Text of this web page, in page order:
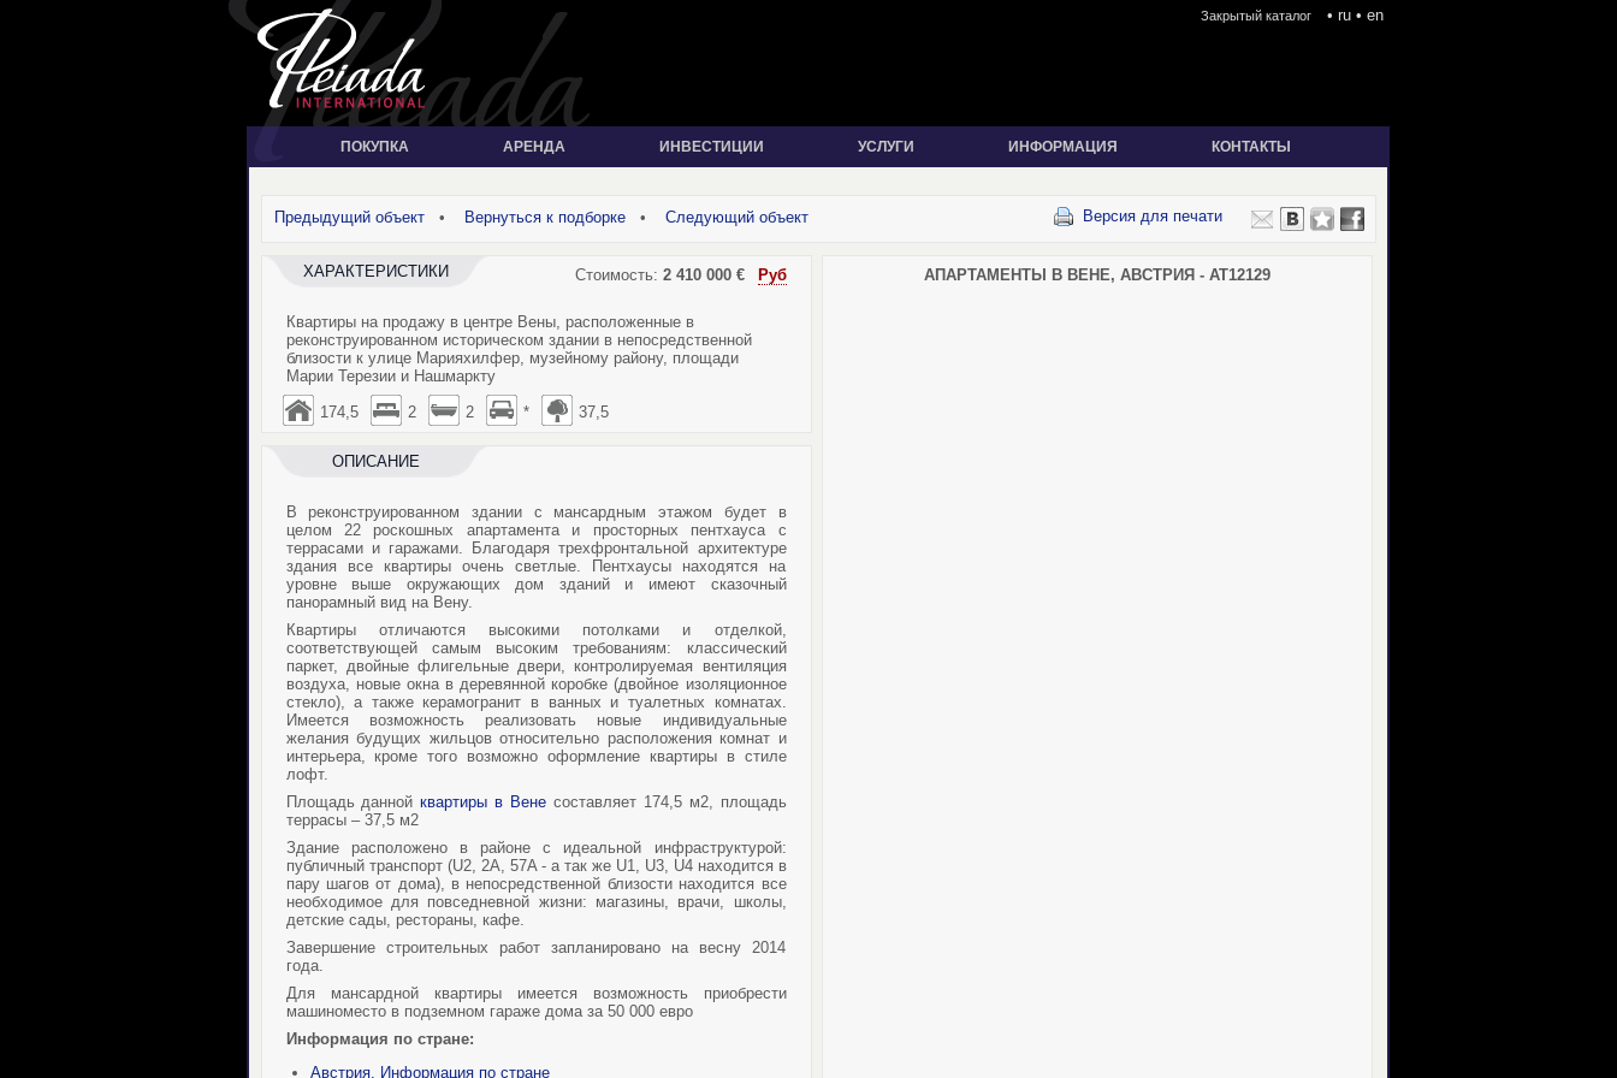
Закрытый каталог • ru• en
ПОКУПКА АРЕНДА ИНВЕСТИЦИИ УСЛУГИ ИНФОРМАЦИЯ КОНТАКТЫ
Предыдущий объект• Вернуться к подборке• Следующий объект Версия для печати
Стоимость: 2 410 000 € Руб
ХАРАКТЕРИСТИКИ
Квартиры на продажу в центре Вены, расположенные в
реконструированном историческом здании в непосредственной
близости к улице Марияхилфер, музейному району, площади
Марии Терезии и Нашмаркту
174,5
2 2 * 37,5
ОПИСАНИЕ
В реконструированном здании с мансардным этажом будет в
целом 22 роскошных апартамента и просторных пентхауса с
террасами и гаражами. Благодаря трехфронтальной архитектуре
здания все квартиры очень светлые. Пентхаусы находятся на
уровне выше окружающих дом зданий и имеют сказочный
панорамный вид на Вену.
Квартиры отличаются высокими потолками и отделкой,
соответствующей самым высоким требованиям: классический
паркет, двойные флигельные двери, контролируемая вентиляция
воздуха, новые окна в деревянной коробке (двойное изоляционное
стекло), а также керамогранит в ванных и туалетных комнатах.
Имеется возможность реализовать новые индивидуальные
желания будущих жильцов относительно расположения комнат и
интерьера, кроме того возможно оформление квартиры в стиле
лофт.
Площадь даннойквартиры в Вене составляет 174,5 м2, площадь
террасы – 37,5 м2
Здание расположено в районе с идеальной инфраструктурой:
публичный транспорт (U2, 2A, 57A - а так же U1, U3, U4 находится в
пару шагов от дома), в непосредственной близости находится все
необходимое для повседневной жизни: магазины, врачи, школы,
детские сады, рестораны, кафе.
Завершение строительных работ запланировано на весну 2014
года.
Для мансардной квартиры имеется возможность приобрести
машиноместо в подземном гараже дома за 50 000 евро
Информация по стране:
Австрия. Информация по стране
АПАРТАМЕНТЫ В ВЕНЕ, АВСТРИЯ - AT12129